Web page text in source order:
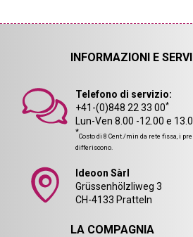
INFORMAZIONI E
Telefono di servizio:
+41-(0)848 22 33 00*
Lun-Ven 8.00 -12.00 e
*Costo di 8 Cent./min da rete fissa, i
differiscono.
Ideoon Sàrl
Grüssenhölzliweg 3
CH-4133 Pratteln
LA COMPAGNIA